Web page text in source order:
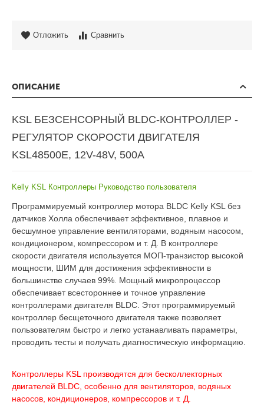
Отложить Сравнить
ОПИСАНИЕ
KSL БЕЗСЕНСОРНЫЙ BLDC-КОНТРОЛЛЕР -
РЕГУЛЯТОР СКОРОСТИ ДВИГАТЕЛЯ
KSL48500E, 12V-48V, 500A
Kelly KSL Контроллеры Руководство пользователя
Программируемый контроллер мотора BLDC Kelly KSL без
датчиков Холла обеспечивает эффективное, плавное и
бесшумное управление вентиляторами, водяным насосом,
кондиционером, компрессором и т. Д. В контроллере
скорости двигателя используется МОП-транзистор высокой
мощности, ШИМ для достижения эффективности в
большинстве случаев 99%. Мощный микропроцессор
обеспечивает всестороннее и точное управление
контроллерами двигателя BLDC. Этот программируемый
контроллер бесщеточного двигателя также позволяет
пользователям быстро и легко устанавливать параметры,
проводить тесты и получать диагностическую информацию.
Контроллеры KSL производятся для бесколлекторных
двигателей BLDC, особенно для вентиляторов, водяных
насосов, кондиционеров, компрессоров и т. Д.